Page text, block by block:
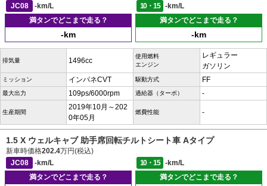
JC08
-km/L 10・15
-km/L
満タンでどこまで走る？
-km
満タンでどこまで走る？
-km
排気量 1496cc
使用燃料
エンジン
レギュラー
ガソリン
ミッション インパネCVT 駆動方式 FF
最大出力 109ps/6000rpm 過給器（ターボ） -
生産期間
2019年10月～202
0年05月
燃費性能 -
1.5 X ウェルキャブ 助手席回転チルトシート車 Aタイプ
新車時価格202.4万円(税込)
JC08
-km/L 10・15
-km/L
満タンでどこまで走る？
満タンでどこまで走る？